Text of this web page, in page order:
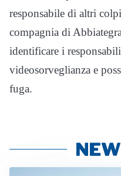
responsabile di altri
compagnia di
identificare i
videosorveglianza e
fuga.